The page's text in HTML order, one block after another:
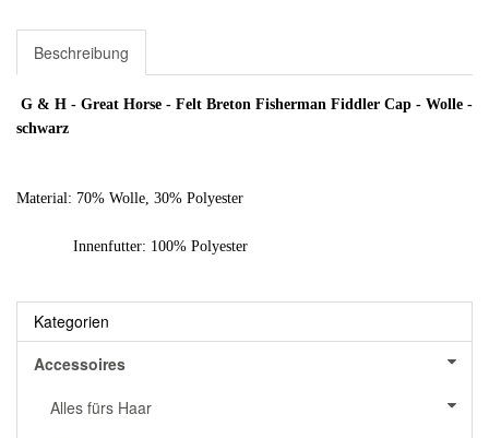
Beschreibung
G & H - Great Horse - Felt Breton Fisherman Fiddler Cap - Wolle -
schwarz
Material: 70% Wolle, 30% Polyester
Innenfutter: 100% Polyester
Kategorien
Accessoires
Alles fürs Haar